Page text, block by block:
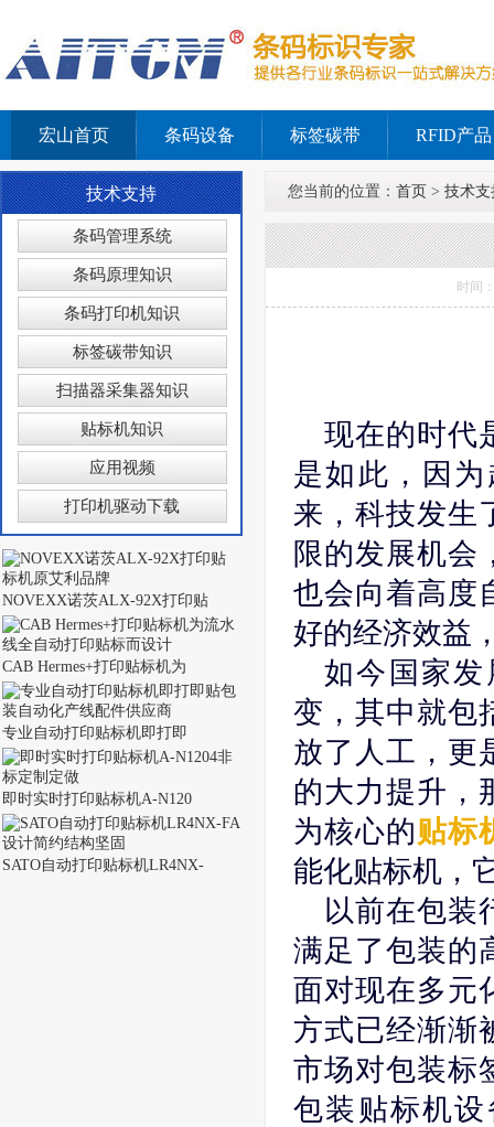
宏山首页 条码设备 标签碳带 RFID产品
技术支持
条码管理系统
条码原理知识
条码打印机知识
标签碳带知识
扫描器采集器知识
贴标机知识
应用视频
打印机驱动下载
NOVEXX诺茨ALX-92X打印贴
CAB Hermes+打印贴标机为
专业自动打印贴标机即打即
即时实时打印贴标机A-N120
SATO自动打印贴标机LR4NX-
您当前的位置： 首页 > 技术支
时间
现在的时代
是如此，因
来，科技发生
限的发展机会
也会向着高度
好的经济效益
如今国家
变，其中就包
放了人工，更
的大力提升，
为核心的贴标
能化贴标机，
以前在包装
满足了包装的
面对现在多元
方式已经渐渐
市场对包装标
包装贴标机